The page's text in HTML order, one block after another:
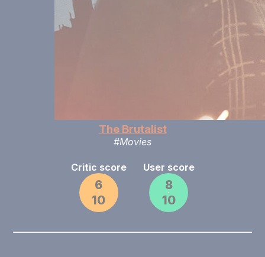
The Brutalist
#Movies
Critic score
6
10
User score
8
10